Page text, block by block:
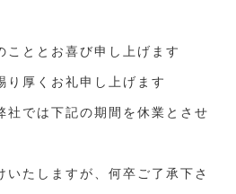
ととお喜び申し上げます
り厚くお礼申し上げます
社では下記の期間を休業とさせ
いたしますが、何卒ご了承下さ